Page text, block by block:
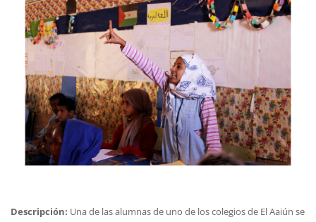
Descripción: Una de las alumnas de uno de los colegios de El Aaiún se